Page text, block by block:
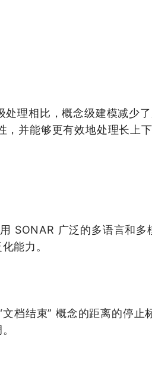
处理相比，概念级建模减少
并能够更有效地处理长上下
SONAR 广泛的多语言和
能力。
文档结束” 概念的距离的停止